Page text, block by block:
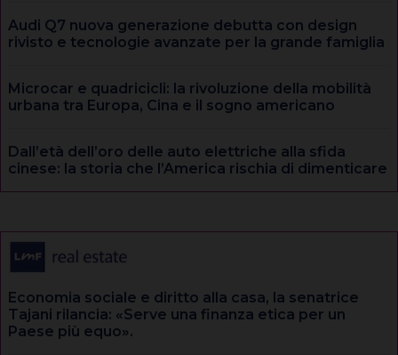
Audi Q7 nuova generazione debutta con design
rivisto e tecnologie avanzate per la grande famiglia
Microcar e quadricicli: la rivoluzione della mobilità
urbana tra Europa, Cina e il sogno americano
Dall’età dell’oro delle auto elettriche alla sfida
cinese: la storia che l’America rischia di dimenticare
Economia sociale e diritto alla casa, la senatrice
Tajani rilancia: «Serve una finanza etica per un
Paese più equo».